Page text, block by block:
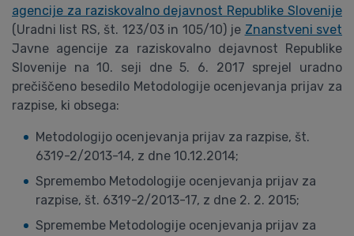
agencije za raziskovalno dejavnost Republike Slovenije
(Uradni list RS, št. 123/03 in 105/10) je Znanstveni svet
Javne agencije za raziskovalno dejavnost Republike
Slovenije na 10. seji dne 5. 6. 2017 sprejel uradno
prečiščeno besedilo Metodologije ocenjevanja prijav za
razpise, ki obsega:
Metodologijo ocenjevanja prijav za razpise, št.
6319-2/2013-14, z dne 10.12.2014;
Spremembo Metodologije ocenjevanja prijav za
razpise, št. 6319-2/2013-17, z dne 2. 2. 2015;
Spremembe Metodologije ocenjevanja prijav za